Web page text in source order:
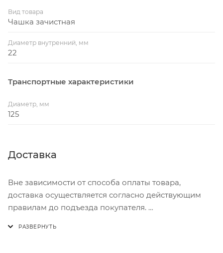
Вид товара
Чашка зачистная
Диаметр внутренний, мм
22
Транспортные характеристики
Диаметр, мм
125
Доставка
Вне зависимости от способа оплаты товара,
доставка осуществляется согласно действующим
правилам до подъезда покупателя.